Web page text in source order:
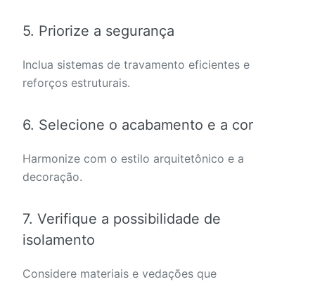
5. Priorize a segurança
Inclua sistemas de travamento eficientes e
reforços estruturais.
6. Selecione o acabamento e a cor
Harmonize com o estilo arquitetônico e a
decoração.
7. Verifique a possibilidade de
isolamento
Considere materiais e vedações que